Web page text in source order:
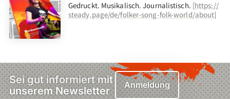
Gedruckt. Musikalisch. Journalistisch. [https://
steady.page/de/folker-song-folk-world/about]
Sei gut informiert mit
unserem Newsletter
Anmeldung